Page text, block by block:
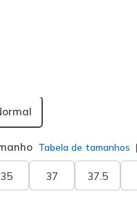
Tabela de tamanhos
35 37 37.5